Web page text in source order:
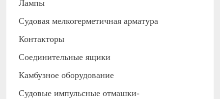
Лампы
Судовая мелкогерметичная арматура
Контакторы
Соединительные ящики
Камбузное оборудование
Судовые импульсные отмашки-